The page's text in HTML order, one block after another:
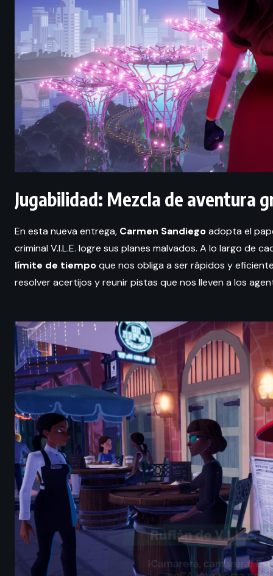
Jugabilidad: Mezcla de aventura
En esta nueva entrega, Carmen Sandiegoadopta el
criminal V.I.L.E. logre sus planes malvados. A lo largo de
límite de tiempoque nos obliga a ser rápidos y
resolver acertijos y reunir pistas que nos lleven a los